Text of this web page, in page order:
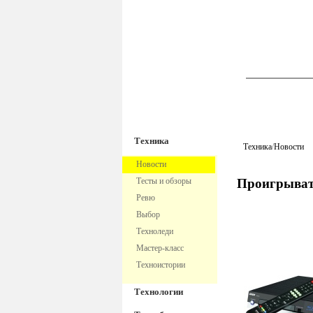
Техника
Новости
Тесты и обзоры
Ревю
Выбор
Техноледи
Мастер-класс
Техноистории
Технологии
Техника/Новости